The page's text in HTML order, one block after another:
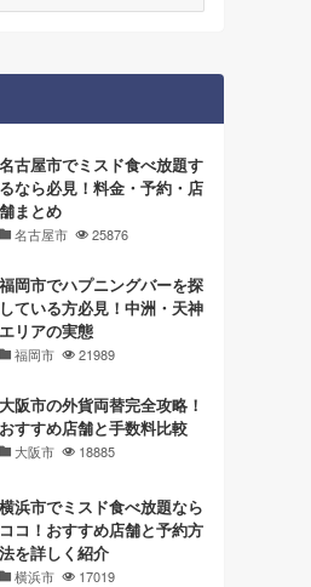
名古屋市でミスド食べ放題す
るなら必見！料金・予約・店
舗まとめ
名古屋市 25876
福岡市でハプニングバーを探
している方必見！中洲・天神
エリアの実態
福岡市 21989
大阪市の外貨両替完全攻略！
おすすめ店舗と手数料比較
大阪市 18885
横浜市でミスド食べ放題なら
ココ！おすすめ店舗と予約方
法を詳しく紹介
横浜市 17019